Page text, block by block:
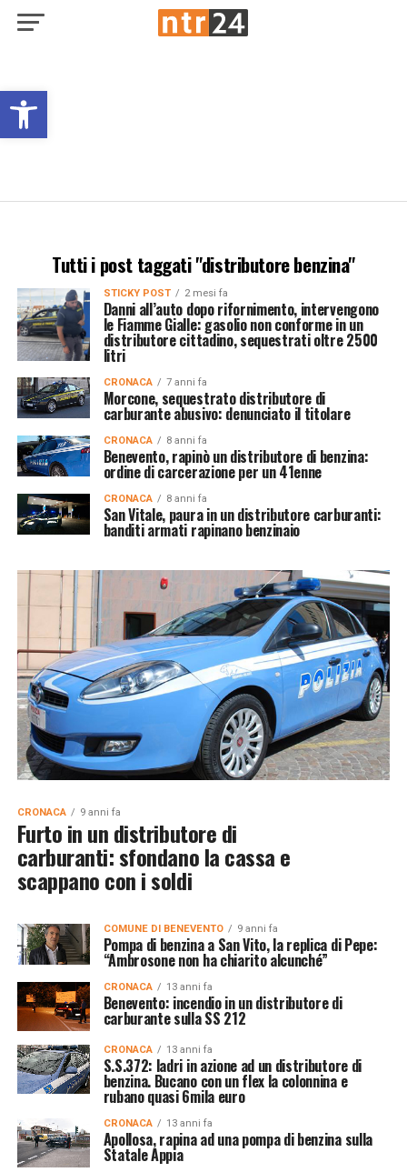
Open toolbar
Tutti i post taggati "distributore benzina"
STICKY POST 2 mesi fa
Danni all’auto dopo rifornimento, intervengono
le Fiamme Gialle: gasolio non conforme in un
distributore cittadino, sequestrati oltre 2500
litri
CRONACA 7 anni fa
Morcone, sequestrato distributore di
carburante abusivo: denunciato il titolare
CRONACA 8 anni fa
Benevento, rapinò un distributore di benzina:
ordine di carcerazione per un 41enne
CRONACA 8 anni fa
San Vitale, paura in un distributore carburanti:
banditi armati rapinano benzinaio
CRONACA 9 anni fa
Furto in un distributore di
carburanti: sfondano la cassa e
scappano con i soldi
COMUNE DI BENEVENTO 9 anni fa
Pompa di benzina a San Vito, la replica di Pepe:
“Ambrosone non ha chiarito alcunché”
CRONACA 13 anni fa
Benevento: incendio in un distributore di
carburante sulla SS 212
CRONACA 13 anni fa
S.S.372: ladri in azione ad un distributore di
benzina. Bucano con un flex la colonnina e
rubano quasi 6mila euro
CRONACA 13 anni fa
Apollosa, rapina ad una pompa di benzina sulla
Statale Appia